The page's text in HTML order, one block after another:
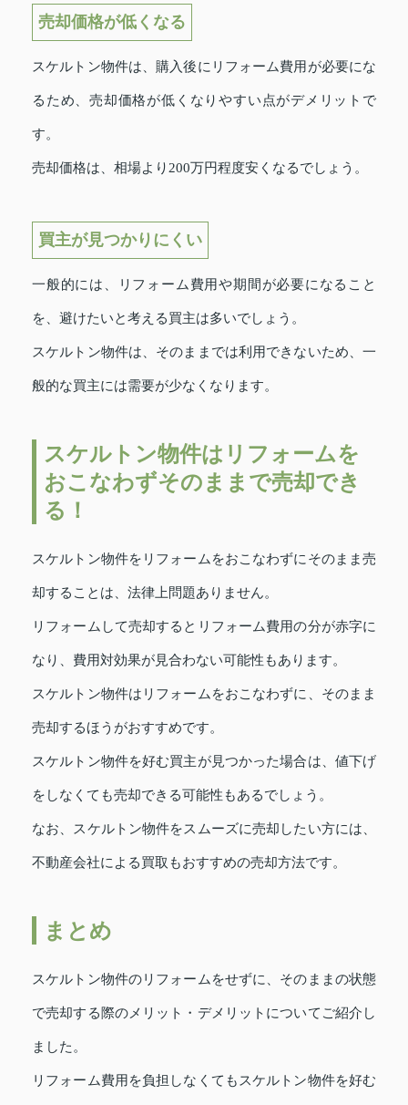
売却価格が低くなる
スケルトン物件は、購入後にリフォーム費用が必要にな
るため、売却価格が低くなりやすい点がデメリットで
す。
売却価格は、相場より200万円程度安くなるでしょう。
買主が見つかりにくい
一般的には、リフォーム費用や期間が必要になること
を、避けたいと考える買主は多いでしょう。
スケルトン物件は、そのままでは利用できないため、一
般的な買主には需要が少なくなります。
スケルトン物件はリフォームを
おこなわずそのままで売却でき
る！
スケルトン物件をリフォームをおこなわずにそのまま売
却することは、法律上問題ありません。
リフォームして売却するとリフォーム費用の分が赤字に
なり、費用対効果が見合わない可能性もあります。
スケルトン物件はリフォームをおこなわずに、そのまま
売却するほうがおすすめです。
スケルトン物件を好む買主が見つかった場合は、値下げ
をしなくても売却できる可能性もあるでしょう。
なお、スケルトン物件をスムーズに売却したい方には、
不動産会社による買取もおすすめの売却方法です。
まとめ
スケルトン物件のリフォームをせずに、そのままの状態
で売却する際のメリット・デメリットについてご紹介し
ました。
リフォーム費用を負担しなくてもスケルトン物件を好む